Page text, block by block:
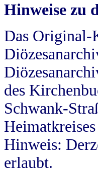
Hinweise zu
Das Original-
des
Schwank-
Hinweis:
erlaubt.